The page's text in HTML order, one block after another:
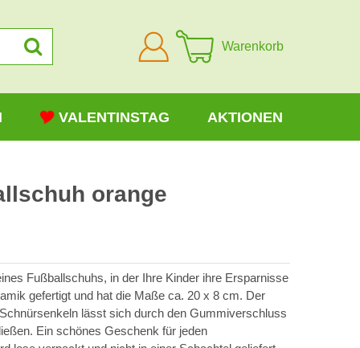
Anmelden
Warenkorb
VALENTINSTAG AKTIONEN
orange
Fußballschuhs, in der Ihre Kinder ihre Ersparnisse
gefertigt und hat die Maße ca. 20 x 8 cm. Der
lässt sich durch den Gummiverschluss
Ein schönes Geschenk für jeden